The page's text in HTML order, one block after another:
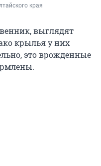
края
выглядят
крылья у них
это врожденные